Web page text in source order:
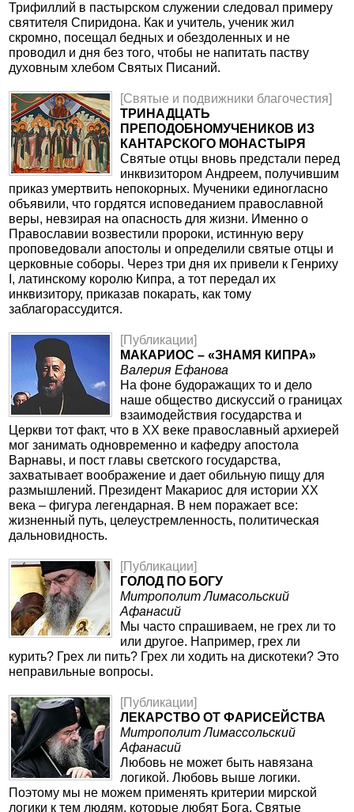
Трифиллий в пастырском служении следовал примеру
святителя Спиридона. Как и учитель, ученик жил
скромно, посещал бедных и обездоленных и не
проводил и дня без того, чтобы не напитать паству
духовным хлебом Святых Писаний.
[Святые и подвижники благочестия]
ТРИНАДЦАТЬ
ПРЕПОДОБНОМУЧЕНИКОВ ИЗ
КАНТАРСКОГО МОНАСТЫРЯ
Святые отцы вновь предстали перед
инквизитором Андреем, получившим
приказ умертвить непокорных. Мученики единогласно
объявили, что гордятся исповеданием православной
веры, невзирая на опасность для жизни. Именно о
Православии возвестили пророки, истинную веру
проповедовали апостолы и определили святые отцы и
церковные соборы. Через три дня их привели к Генриху
I, латинскому королю Кипра, а тот передал их
инквизитору, приказав покарать, как тому
заблагорассудится.
[Публикации]
МАКАРИОС – «ЗНАМЯ КИПРА»
Валерия Ефанова
На фоне будоражащих то и дело
наше общество дискуссий о границах
взаимодействия государства и
Церкви тот факт, что в ХХ веке православный архиерей
мог занимать одновременно и кафедру апостола
Варнавы, и пост главы светского государства,
захватывает воображение и дает обильную пищу для
размышлений. Президент Макариос для истории ХХ
века – фигура легендарная. В нем поражает все:
жизненный путь, целеустремленность, политическая
дальновидность.
[Публикации]
ГОЛОД ПО БОГУ
Митрополит Лимасольский
Афанасий
Мы часто спрашиваем, не грех ли то
или другое. Например, грех ли
курить? Грех ли пить? Грех ли ходить на дискотеки? Это
неправильные вопросы.
[Публикации]
ЛЕКАРСТВО ОТ ФАРИСЕЙСТВА
Митрополит Лимассольский
Афанасий
Любовь не может быть навязана
логикой. Любовь выше логики.
Поэтому мы не можем применять критерии мирской
логики к тем людям, которые любят Бога. Святые